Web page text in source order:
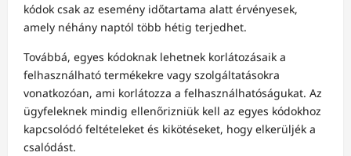
kódok csak az esemény időtartama alatt érvényesek,
amely néhány naptól több hétig terjedhet.
Továbbá, egyes kódoknak lehetnek korlátozásaik a
felhasználható termékekre vagy szolgáltatásokra
vonatkozóan, ami korlátozza a felhasználhatóságukat. Az
ügyfeleknek mindig ellenőrizniük kell az egyes kódokhoz
kapcsolódó feltételeket és kikötéseket, hogy elkerüljék a
csalódást.